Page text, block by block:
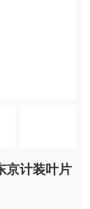
京计装叶片